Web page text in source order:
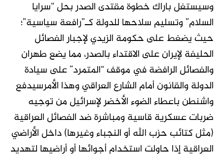
وسيستغل باراك خطوة مقتدى الصدر بحل “سرايا
السلام” وتسليم سلاحها للدولة كـ”رافعة سياسية”؛
حيث يضغط على حكومة الزيدي لإجبار الفصائل
الحليفة لإيران على الاقتداء بالصدر، مما يضع طهران
والفصائل الرافضة في موقف “المتمرد” على سيادة
الدولة والقانون أمام الشارع العراقي وهذا الأمرسيدفع
واشنطن باعطاء الضوء الأخضر لإسرائيل من توجيه
ضربات عسكرية قاسية ومباشرة ضد الفصائل العراقية
(مثل كتائب حزب الله أو النجباء وغيرها) داخل الأراضي
العراقية إذا حاولت استخدام أجوائها أو أراضيها لتهديد